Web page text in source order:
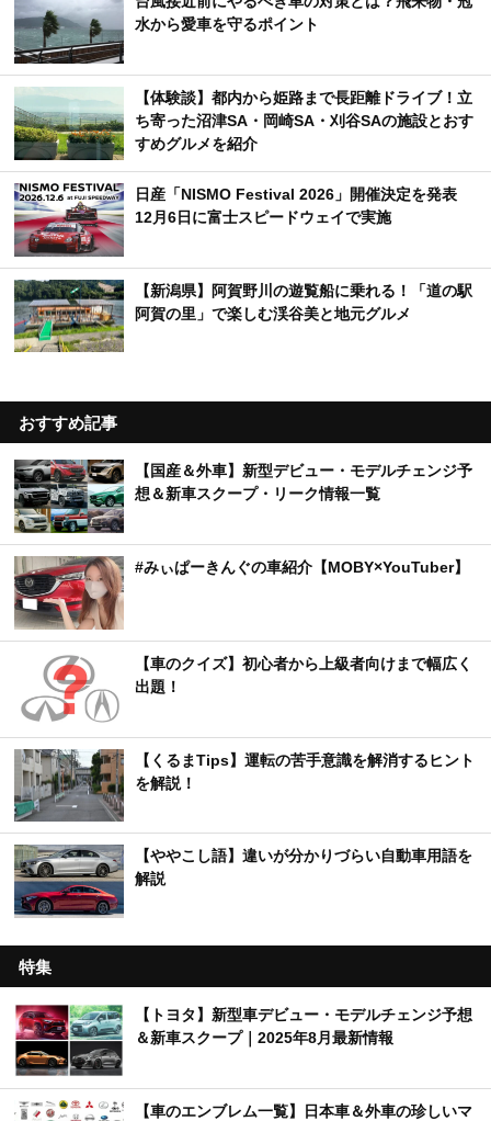
水から愛車を守るポイント
【体験談】都内から姫路まで長距離ドライブ！立
ち寄った沼津SA・岡崎SA・刈谷SAの施設とおす
すめグルメを紹介
日産「NISMO Festival 2026」開催決定を発表
12月6日に富士スピードウェイで実施
【新潟県】阿賀野川の遊覧船に乗れる！「道の駅
阿賀の里」で楽しむ渓谷美と地元グルメ
おすすめ記事
【国産＆外車】新型デビュー・モデルチェンジ予
想＆新車スクープ・リーク情報一覧
#みぃぱーきんぐの車紹介【MOBY×YouTuber】
【車のクイズ】初心者から上級者向けまで幅広く
出題！
【くるまTips】運転の苦手意識を解消するヒント
を解説！
【ややこし語】違いが分かりづらい自動車用語を
解説
特集
【トヨタ】新型車デビュー・モデルチェンジ予想
＆新車スクープ｜2025年8月最新情報
【車のエンブレム一覧】日本車＆外車の珍しいマ